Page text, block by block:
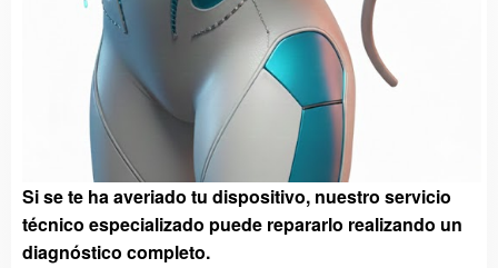
Si se te ha averiado tu dispositivo, nuestro servicio
técnico especializado puede repararlo realizando un
diagnóstico completo.